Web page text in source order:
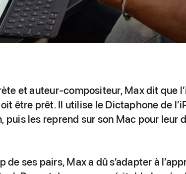
et auteur-compositeur, Max dit que
être prêt. Il utilise le Dictaphone de
puis les reprend sur son Mac pour leur
de ses pairs, Max a dû s’adapter à